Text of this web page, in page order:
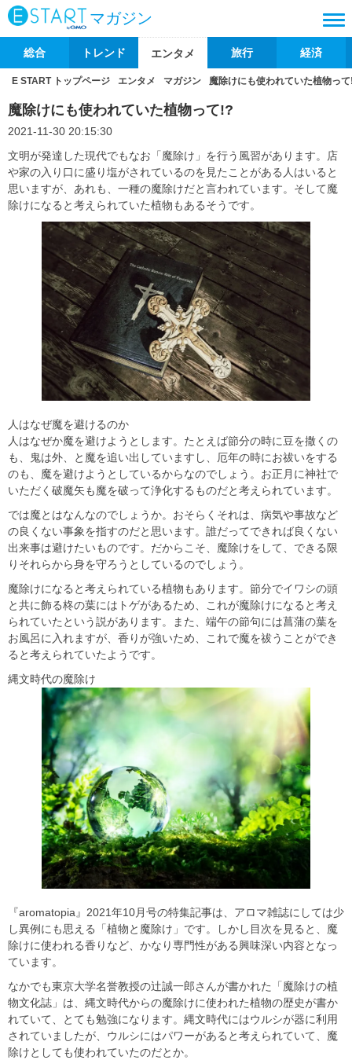
マガジン
総合 トレンド エンタメ 旅行 経済
E START トップページ エンタメ マガジン 魔除けにも使われていた植物っ
魔除けにも使われていた植物って!?
2021-11-30 20:15:30
文明が発達した現代でもなお「魔除け」を行う風習があります。店
や家の入り口に盛り塩がされているのを見たことがある人はいると
思いますが、あれも、一種の魔除けだと言われています。そして魔
除けになると考えられていた植物もあるそうです。
人はなぜ魔を避けるのか
人はなぜか魔を避けようとします。たとえば節分の時に豆を撒くの
も、鬼は外、と魔を追い出していますし、厄年の時にお祓いをする
のも、魔を避けようとしているからなのでしょう。お正月に神社で
いただく破魔矢も魔を破って浄化するものだと考えられています。
では魔とはなんなのでしょうか。おそらくそれは、病気や事故など
の良くない事象を指すのだと思います。誰だってできれば良くない
出来事は避けたいものです。だからこそ、魔除けをして、できる限
りそれらから身を守ろうとしているのでしょう。
魔除けになると考えられている植物もあります。節分でイワシの頭
と共に飾る柊の葉にはトゲがあるため、これが魔除けになると考え
られていたという説があります。また、端午の節句には菖蒲の葉を
お風呂に入れますが、香りが強いため、これで魔を祓うことができ
ると考えられていたようです。
縄文時代の魔除け
『aromatopia』2021年10月号の特集記事は、アロマ雑誌にしては少
し異例にも思える「植物と魔除け」です。しかし目次を見ると、魔
除けに使われる香りなど、かなり専門性がある興味深い内容となっ
ています。
なかでも東京大学名誉教授の辻誠一郎さんが書かれた「魔除けの植
物文化誌」は、縄文時代からの魔除けに使われた植物の歴史が書か
れていて、とても勉強になります。縄文時代にはウルシが器に利用
されていましたが、ウルシにはパワーがあると考えられていて、魔
除けとしても使われていたのだとか。